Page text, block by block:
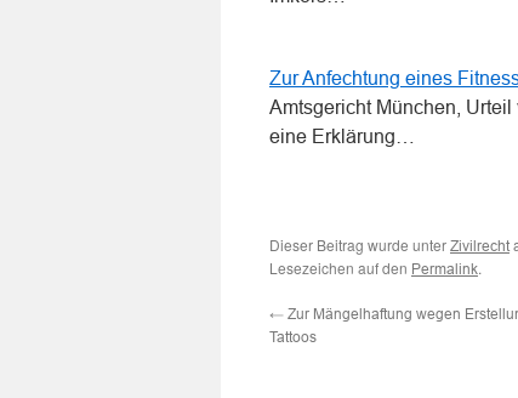
Zur Anfechtung eines
Amtsgericht München,
eine Erklärung…
Dieser Beitrag wurde unter Zivilrecht
Lesezeichen auf den Permalink.
← Zur Mängelhaftung wegen
Tattoos